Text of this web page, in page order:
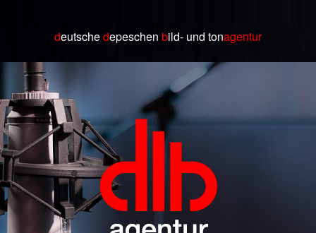
deutschedepeschen bild- und tonagentur